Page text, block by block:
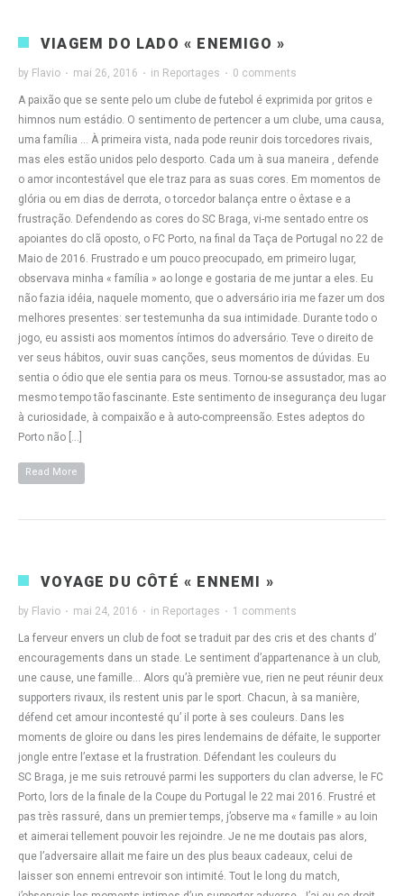
VIAGEM DO LADO « ENEMIGO »
by Flavio · mai 26, 2016 · in Reportages · 0 comments
A paixão que se sente pelo um clube de futebol é exprimida por gritos e
himnos num estádio. O sentimento de pertencer a um clube, uma causa,
uma família … À primeira vista, nada pode reunir dois torcedores rivais,
mas eles estão unidos pelo desporto. Cada um à sua maneira , defende
o amor incontestável que ele traz para as suas cores. Em momentos de
glória ou em dias de derrota, o torcedor balança entre o êxtase e a
frustração. Defendendo as cores do SC Braga, vi-me sentado entre os
apoiantes do clã oposto, o FC Porto, na final da Taça de Portugal no 22 de
Maio de 2016. Frustrado e um pouco preocupado, em primeiro lugar,
observava minha « família » ao longe e gostaria de me juntar a eles. Eu
não fazia idéia, naquele momento, que o adversário iria me fazer um dos
melhores presentes: ser testemunha da sua intimidade. Durante todo o
jogo, eu assisti aos momentos íntimos do adversário. Teve o direito de
ver seus hábitos, ouvir suas canções, seus momentos de dúvidas. Eu
sentia o ódio que ele sentia para os meus. Tornou-se assustador, mas ao
mesmo tempo tão fascinante. Este sentimento de insegurança deu lugar
à curiosidade, à compaixão e à auto-compreensão. Estes adeptos do
Porto não […]
Read More
VOYAGE DU CÔTÉ « ENNEMI »
by Flavio · mai 24, 2016 · in Reportages · 1 comments
La ferveur envers un club de foot se traduit par des cris et des chants d’
encouragements dans un stade. Le sentiment d’appartenance à un club,
une cause, une famille… Alors qu’à première vue, rien ne peut réunir deux
supporters rivaux, ils restent unis par le sport. Chacun, à sa manière,
défend cet amour incontesté qu’ il porte à ses couleurs. Dans les
moments de gloire ou dans les pires lendemains de défaite, le supporter
jongle entre l’extase et la frustration. Défendant les couleurs du
SC Braga, je me suis retrouvé parmi les supporters du clan adverse, le FC
Porto, lors de la finale de la Coupe du Portugal le 22 mai 2016. Frustré et
pas très rassuré, dans un premier temps, j’observe ma « famille » au loin
et aimerai tellement pouvoir les rejoindre. Je ne me doutais pas alors,
que l’adversaire allait me faire un des plus beaux cadeaux, celui de
laisser son ennemi entrevoir son intimité. Tout le long du match,